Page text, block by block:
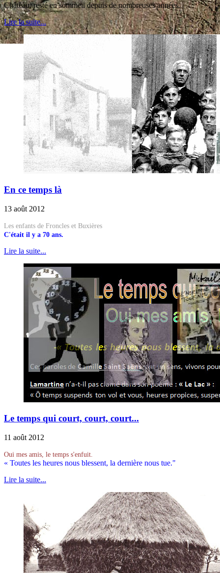
Château, resté en sommeil depuis de nombreuses années.
Lire la suite...
En ce temps là
13 août 2012
Les enfants de Froncles et Buxières
C'était il y a 70 ans.
Lire la suite...
Le temps qui court, court, court...
11 août 2012
Oui mes amis, le temps s'enfuit.
« Toutes les heures nous blessent, la dernière nous tue."
Lire la suite...